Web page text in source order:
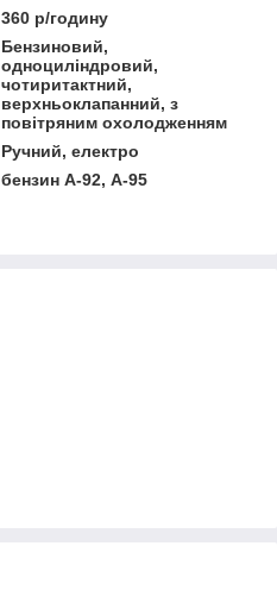
360 р/годину
Бензиновий,
одноциліндровий,
чотиритактний,
верхньоклапанний, з
повітряним охолодженням
Ручний, електро
бензин А-92, А-95